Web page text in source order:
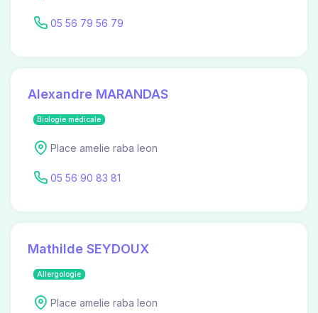
05 56 79 56 79
Alexandre MARANDAS
Biologie médicale
Place amelie raba leon
05 56 90 83 81
Mathilde SEYDOUX
Allergologie
Place amelie raba leon